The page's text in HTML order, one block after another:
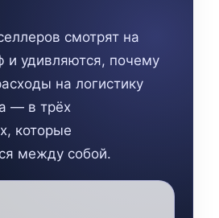
смотрят на
и удивляются, почему
на логистику
— в трёх
которые
между собой.